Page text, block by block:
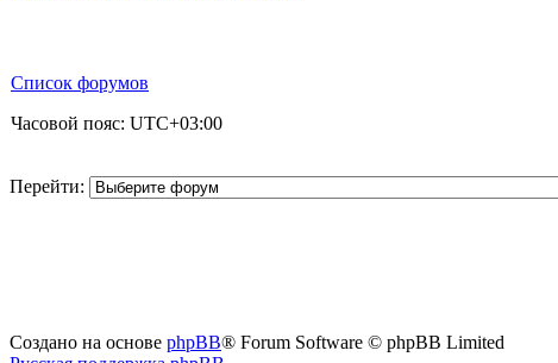
Список форумов
Часовой пояс: UTC+03:00
Перейти:
Создано на основе phpBB® Forum Software © phpBB Limited